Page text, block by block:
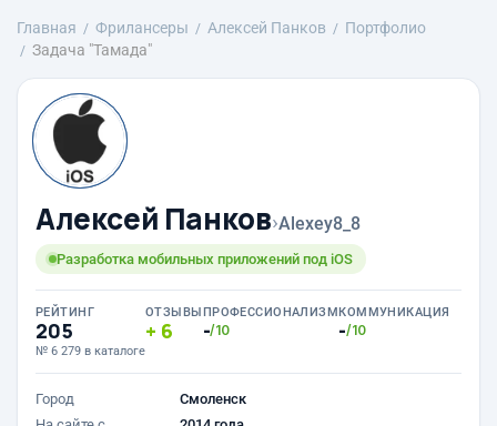
Главная Фрилансеры Алексей Панков
Портфолио
Задача "Тамада"
Алексей Панков›Alexey8_8
Разработка мобильных приложений под iOS
РЕЙТИНГ
205
№ 6 279 в каталоге
ОТЗЫВЫ
6
ПРОФЕССИОНАЛИЗМ
-/10
КОММУНИКАЦИЯ
-/10
Город
Смоленск